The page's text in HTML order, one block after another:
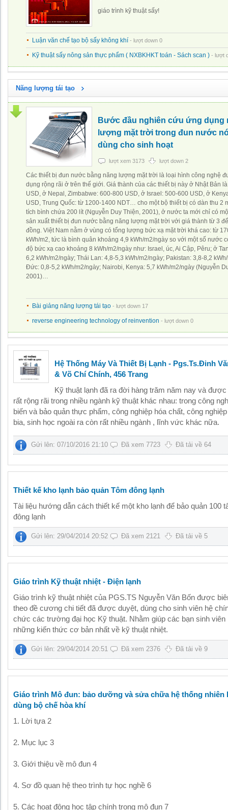
giáo trình kỹ thuật sấy!
Luận văn chế tạo bộ sấy không khí - lượt down 0
Kỹ thuật sấy nông sản thực phẩm ( NXBKHKT toán - Sách scan ) - lượt
Năng lượng tái tạo
Bước đầu nghiên cứu ứng dụng
lượng mặt trời trong đun nước
dùng cho sinh hoạt
lượt xem 3173 lượt down 2
Các thiết bị đun nước bằng năng lượng mặt trời là loại hình công nghệ
dụng rộng rãi ở trên thế giới. Giá thành của các thiết bị này ở Nhật Bản
USD, ở Nepal, Zimbabwe: 600-800 USD, ở Israel: 500-600 USD, ở
USD, Trung Quốc: từ 1200-1400 NDT… cho một bộ thiết bị có dàn thu 2
tích bình chứa 200 lít (Nguyễn Duy Thiện, 2001), ở nước ta mới chỉ có
sản xuất thiết bị đun nước bằng năng lượng mặt trời với giá thành từ 3
đồng. Việt Nam nằm ở vùng có tổng lượng bức xạ mặt trời khá cao: từ
kWh/m2, tức là bình quân khoảng 4,9 kWh/m2/ngày so với một số nước
độ bức xạ cao khoảng 8 kWh/m2/ngày như: Israel, úc, Ai Cập, Pêru; ở
6,2 kWh/m2/ngày; Thái Lan: 4,8-5,3 kWh/m2/ngày; Pakistan: 3,8-8,2
Đức: 0,8-5,2 kWh/m2/ngày; Nairobi, Kenya: 5,7 kWh/m2/ngày (Nguyễn
2001)…
Bài giảng năng lượng tái tạo - lượt down 17
reverse engineering technology of reinvention - lượt down 0
Hệ Thống Máy Và Thiết Bị Lạnh - Pgs.Ts.Đinh
& Võ Chí Chính, 456 Trang
Kỹ thuật lạnh đã ra đời hàng trăm năm nay và
rất rộng rãi trong nhiều ngành kỹ thuật khác nhau: trong công
biến và bảo quản thực phẩm, công nghiệp hóa chất, công
bia, sinh học ngoài ra còn rất nhiều ngành , lĩnh vức khác nữa.
Gửi lên: 07/10/2016 21:10 Đã xem 7723 Đã tải về 64
Thiết kế kho lạnh bảo quản Tôm đông lạnh
Tài liệu hướng dẫn cách thiết kế một kho lạnh để bảo quản 100
đông lạnh
Gửi lên: 29/04/2014 20:52 Đã xem 2121 Đã tải về 5
Giáo trình Kỹ thuật nhiệt - Điện lạnh
Giáo trình kỹ thuật nhiệt của PGS.TS Nguyễn Văn Bốn được
theo đề cương chi tiết đã được duyệt, dùng cho sinh viên hệ
chức các trường đại học Kỹ thuật. Nhằm giúp các bạn sinh viên
những kiến thức cơ bản nhất về kỹ thuật nhiệt.
Gửi lên: 29/04/2014 20:51 Đã xem 2376 Đã tải về 9
Giáo trình Mô đun: bảo dưỡng và sửa chữa hệ thống nhiên
dùng bộ chế hòa khí
1. Lời tựa 2
2. Mục lục 3
3. Giới thiệu về mô đun 4
4. Sơ đồ quan hệ theo trình tự học nghề 6
5. Các hoạt động học tập chính trong mô đun 7